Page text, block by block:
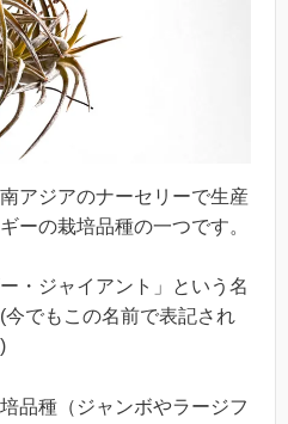
アジアのナーセリーで生産
ーの栽培品種の一つです。
・ジャイアント」という名
でもこの名前で表記され
品種（ジャンボやラージフ